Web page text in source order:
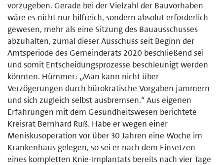
vorzugeben. Gerade bei der Vielzahl der Bauvorhaben
wäre es nicht nur hilfreich, sondern absolut erforderlich
gewesen, mehr als eine Sitzung des Bauausschusses
abzuhalten, zumal dieser Ausschuss seit Beginn der
Amtsperiode des Gemeinderats 2020 beschließend sei
und somit Entscheidungsprozesse beschleunigt werden
könnten. Hümmer: „Man kann nicht über
Verzögerungen durch bürokratische Vorgaben jammern
und sich zugleich selbst ausbremsen.“ Aus eigenen
Erfahrungen mit dem Gesundheitswesen berichtete
Kreisrat Bernhard Ruß. Habe er wegen einer
Meniskusoperation vor über 30 Jahren eine Woche im
Krankenhaus gelegen, so sei er nach dem Einsetzen
eines kompletten Knie-Implantats bereits nach vier Tage